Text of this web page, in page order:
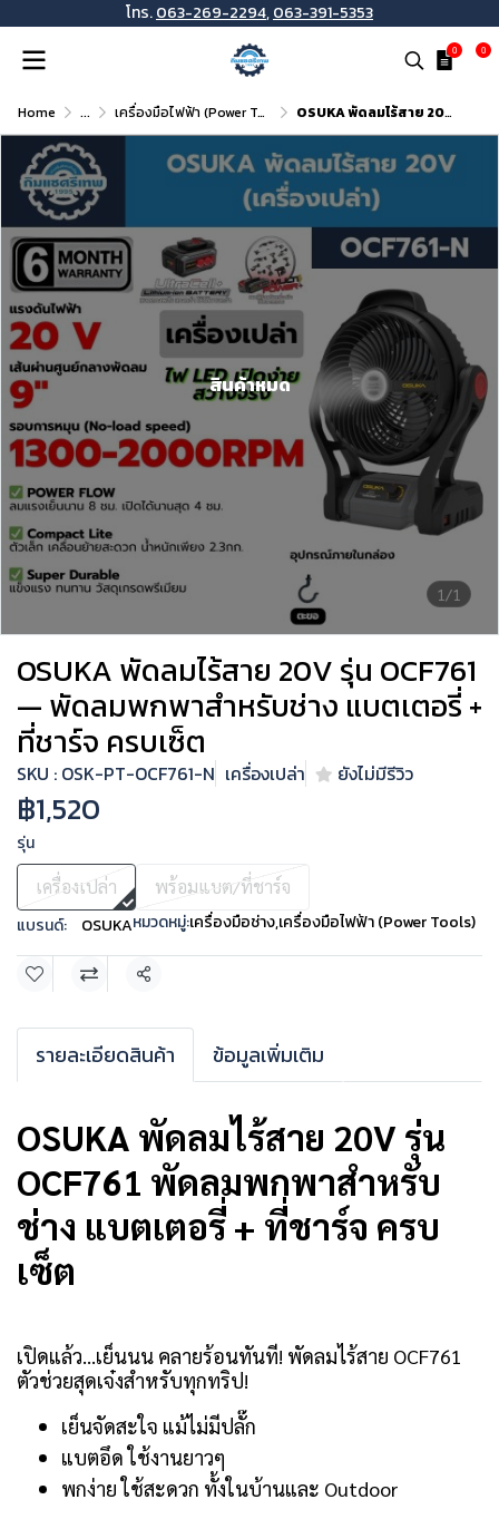
โทร.063-269-2294,063-391-5353
0 0
Home ... เครื่องมือไฟฟ้า (Power Tools) OSUKA พัดลมไร้สาย 20V รุ่น OCF761 — พัดลมพกพาสำหรับช่าง แบตเตอรี่ + ที่ชาร์จ ครบเซ็ต
1/1
สินค้าหมด
OSUKA พัดลมไร้สาย 20V รุ่น OCF761
— พัดลมพกพาสำหรับช่าง แบตเตอรี่ +
ที่ชาร์จ ครบเซ็ต
SKU : OSK-PT-OCF761-N เครื่องเปล่า ยังไม่มีรีวิว
฿1,520
รุ่น
เครื่องเปล่า
พร้อมแบต/ที่ชาร์จ
แบรนด์:
OSUKAหมวดหมู่:เครื่องมือช่าง,เครื่องมือไฟฟ้า (Power Tools)
แชร์
รายละเอียดสินค้า ข้อมูลเพิ่มเติม
OSUKA พัดลมไร้สาย 20V รุ่น
OCF761 พัดลมพกพาสำหรับ
ช่าง แบตเตอรี่ + ที่ชาร์จ ครบ
เซ็ต
เปิดแล้ว...เย็นนน คลายร้อนทันที! พัดลมไร้สาย OCF761
ตัวช่วยสุดเจ๋งสำหรับทุกทริป!
เย็นจัดสะใจ แม้ไม่มีปลั๊ก
แบตอึด ใช้งานยาวๆ
พกง่าย ใช้สะดวก ทั้งในบ้านและ Outdoor